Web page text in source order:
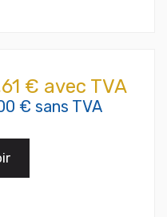
€ avec TVA
€ sans TVA